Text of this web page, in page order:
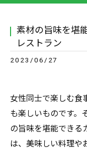
素材の旨味を堪
レストラン
2023/06/27
女性同士で楽しむ食
も楽しいものです。
の旨味を堪能できる
は、美味しい料理や